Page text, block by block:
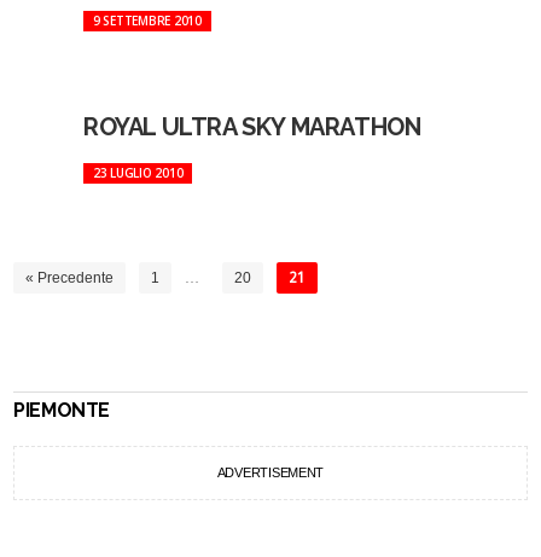
9 SETTEMBRE 2010
ROYAL ULTRA SKY MARATHON
23 LUGLIO 2010
« Precedente 1 … 20 21
PIEMONTE
ADVERTISEMENT